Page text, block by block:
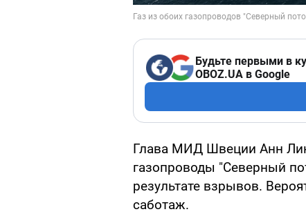
Будьте первыми в
OBOZ.UA в Google
Глава МИД Швеции Анн
газопроводы "Северный
результате взрывов.
саботаж.